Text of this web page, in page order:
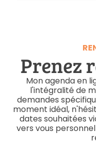
Prenez
Mon agenda en
l'intégralité de
demandes
moment idéal,
dates souhaitées
vers vous